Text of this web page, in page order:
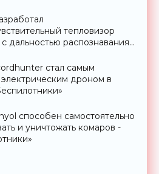
тепловизор
дальностью распознавания
стал самым
дроном в
способен самостоятельно
и уничтожать комаров -